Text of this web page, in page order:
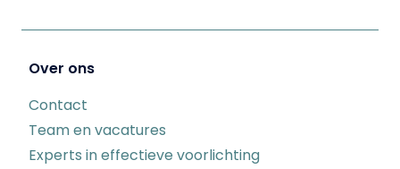
Over ons
Contact
Team en vacatures
Experts in effectieve voorlichting